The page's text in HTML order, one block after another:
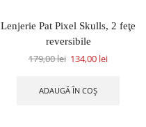
Lenjerie Pat Pixel Skulls, 2 feţe
reversibile
179,00lei 134,00 lei
ADAUGĂ ÎN COȘ